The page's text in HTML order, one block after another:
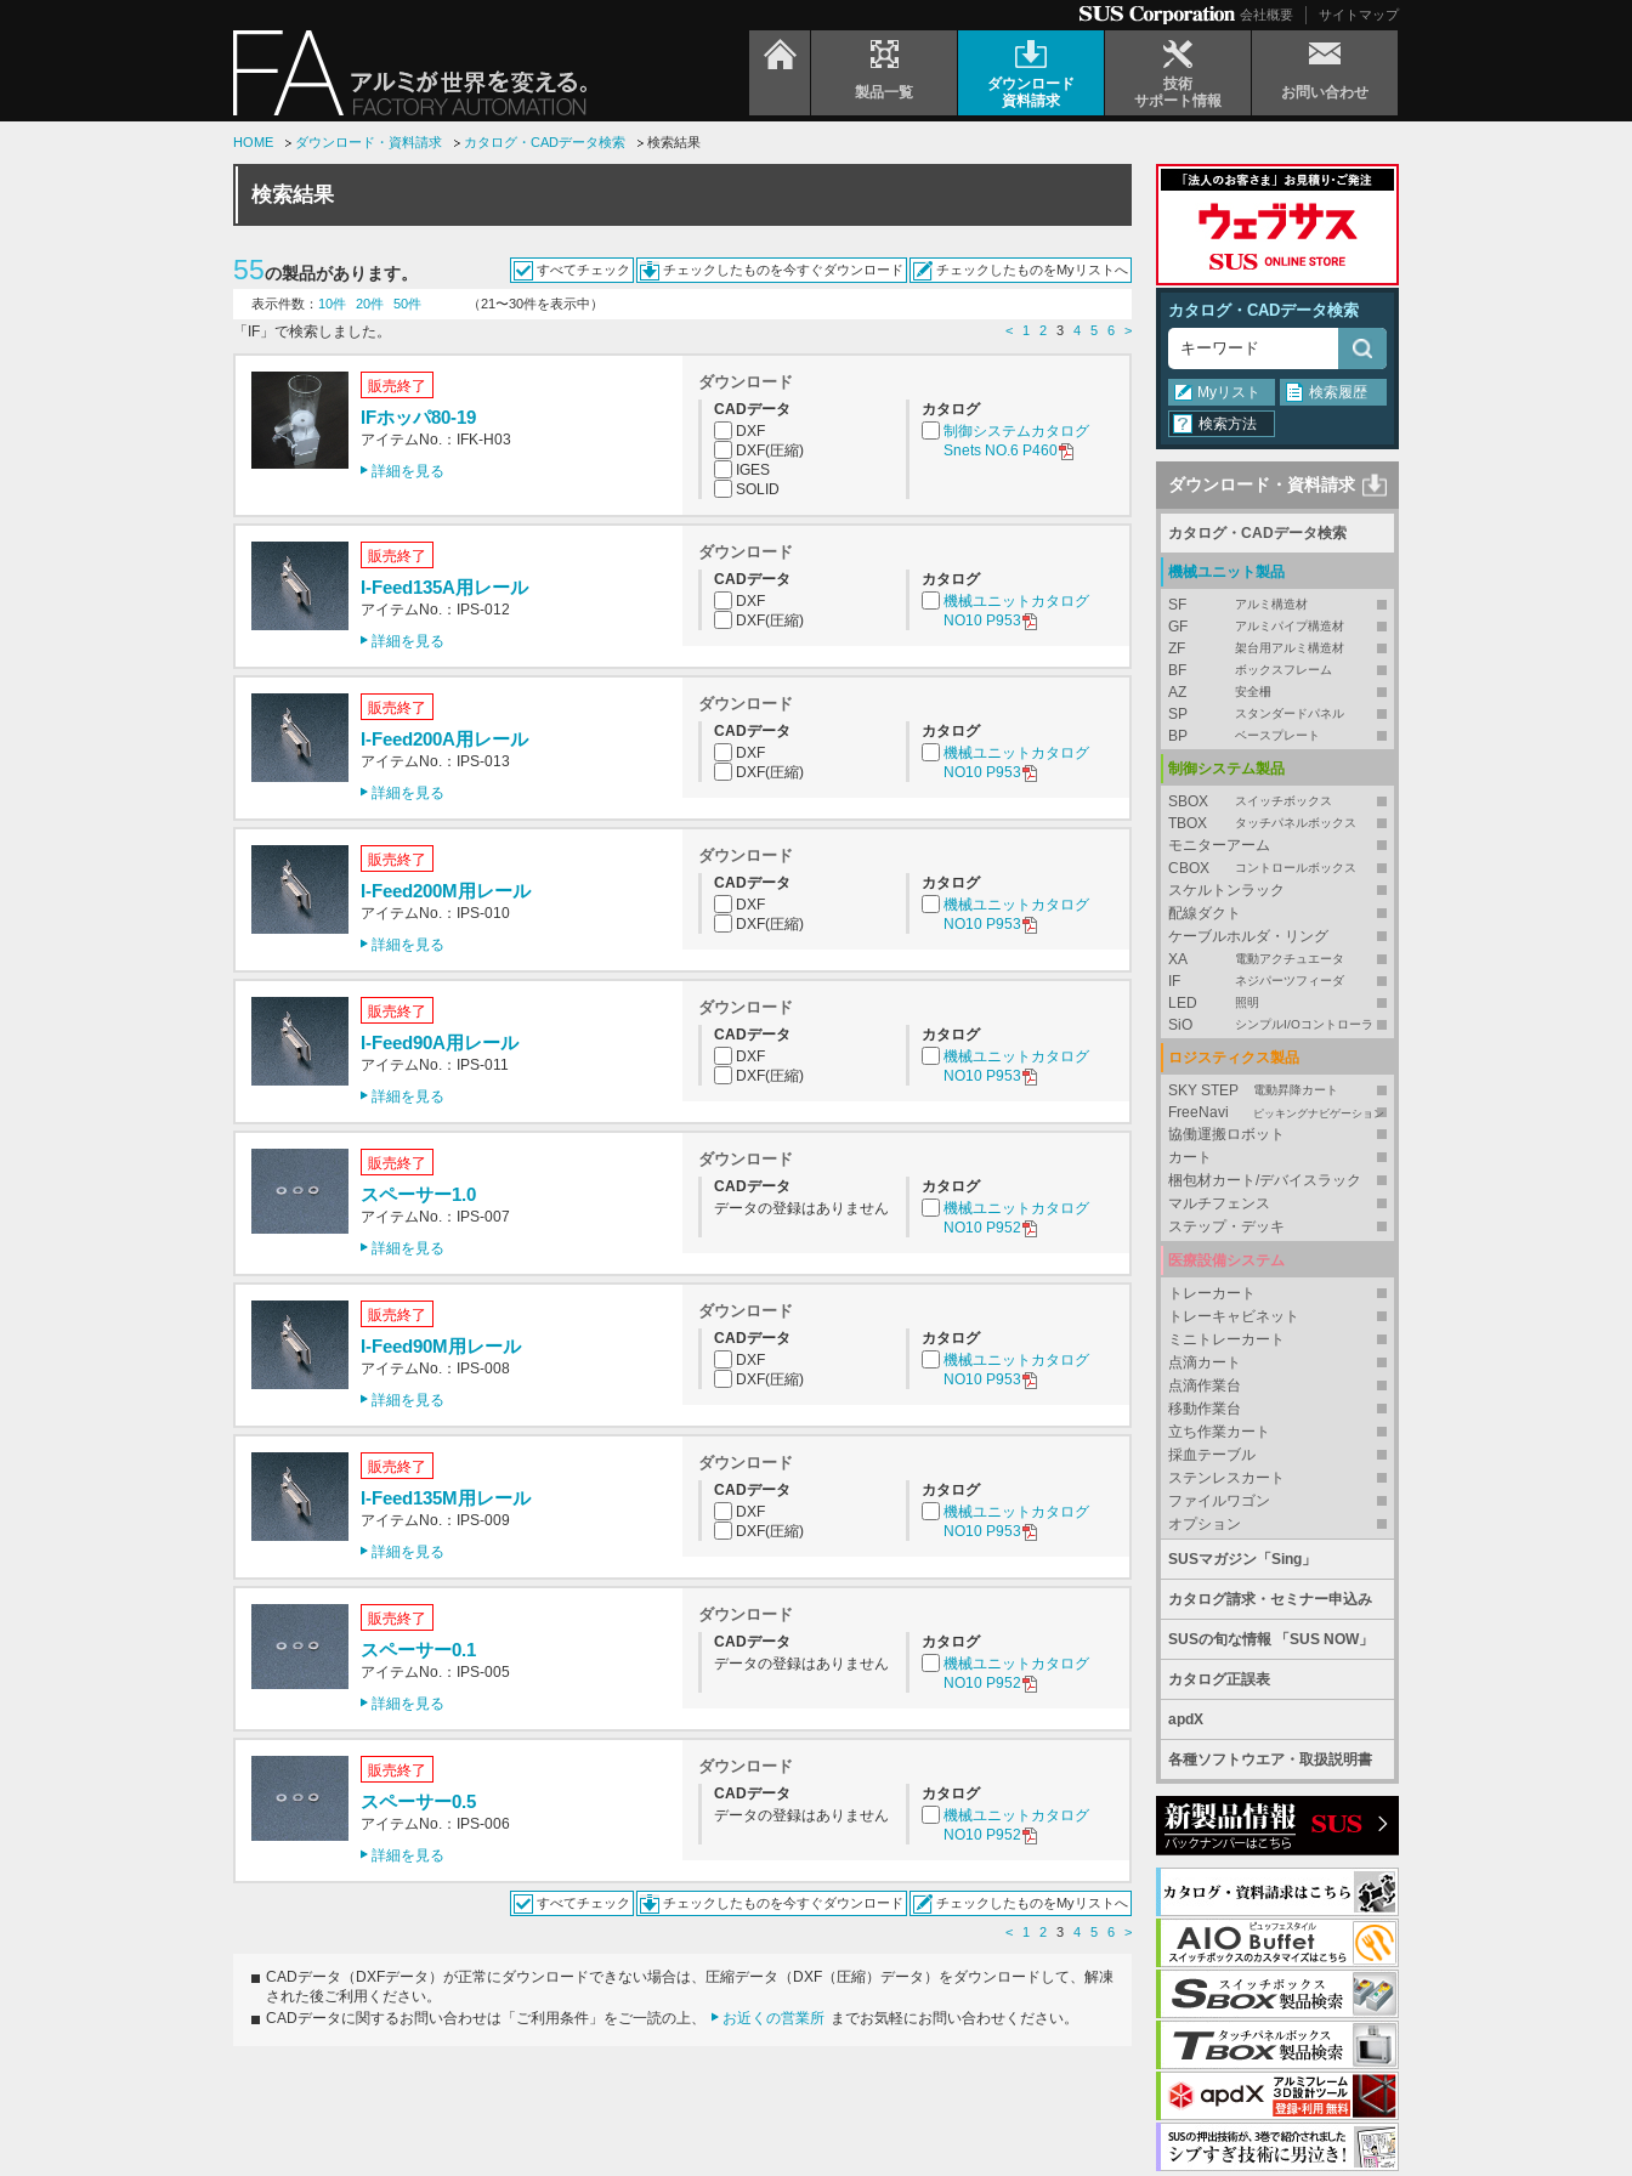
会社概要 サイトマップ
製品一覧
ダウンロード
資料請求
技術
サポート情報
お問い合わせ
HOME ダウンロード・資料請求 カタログ・CADデータ検索 検索結果
検索結果
55の製品があります。 すべてチェック チェックしたものを今すぐダウンロード チェックしたものをMyリストへ
表示件数： 10件 20件 50件 （21〜30件を表示中）
「IF」で検索しました。 < 1 2 3 4 5 6 >
販売終了
IFホッパ80-19
アイテムNo.：IFK-H03
詳細を見る
ダウンロード
CADデータ
DXF
DXF(圧縮)
IGES
SOLID
カタログ
制御システムカタログ
Snets NO.6 P460
販売終了
I-Feed135A用レール
アイテムNo.：IPS-012
詳細を見る
ダウンロード
CADデータ
DXF
DXF(圧縮)
カタログ
機械ユニットカタログ
NO10 P953
販売終了
I-Feed200A用レール
アイテムNo.：IPS-013
詳細を見る
ダウンロード
CADデータ
DXF
DXF(圧縮)
カタログ
機械ユニットカタログ
NO10 P953
販売終了
I-Feed200M用レール
アイテムNo.：IPS-010
詳細を見る
ダウンロード
CADデータ
DXF
DXF(圧縮)
カタログ
機械ユニットカタログ
NO10 P953
販売終了
I-Feed90A用レール
アイテムNo.：IPS-011
詳細を見る
ダウンロード
CADデータ
DXF
DXF(圧縮)
カタログ
機械ユニットカタログ
NO10 P953
販売終了
スペーサー1.0
アイテムNo.：IPS-007
詳細を見る
ダウンロード
CADデータ
データの登録はありません
カタログ
機械ユニットカタログ
NO10 P952
販売終了
I-Feed90M用レール
アイテムNo.：IPS-008
詳細を見る
ダウンロード
CADデータ
DXF
DXF(圧縮)
カタログ
機械ユニットカタログ
NO10 P953
販売終了
I-Feed135M用レール
アイテムNo.：IPS-009
詳細を見る
ダウンロード
CADデータ
DXF
DXF(圧縮)
カタログ
機械ユニットカタログ
NO10 P953
販売終了
スペーサー0.1
アイテムNo.：IPS-005
詳細を見る
ダウンロード
CADデータ
データの登録はありません
カタログ
機械ユニットカタログ
NO10 P952
販売終了
スペーサー0.5
アイテムNo.：IPS-006
詳細を見る
ダウンロード
CADデータ
データの登録はありません
カタログ
機械ユニットカタログ
NO10 P952
すべてチェック チェックしたものを今すぐダウンロード
チェックしたものをMyリストへ
<
1 2 3 4 5 6 >
CADデータ（DXFデータ）が正常にダウンロードできない場合は、圧縮データ（DXF（圧縮）データ）をダウンロードして、解凍
された後ご利用ください。
CADデータに関するお問い合わせは「ご利用条件」をご一読の上、
お近くの営業所 までお気軽にお問い合わせください。
カタログ・CADデータ検索
Myリスト
検索履歴
検索方法
ダウンロード・資料請求
カタログ・CADデータ検索
機械ユニット製品
SF
アルミ構造材
GF アルミパイプ構造材
ZF 架台用アルミ構造材
BF ボックスフレーム
AZ 安全柵
SP スタンダードパネル
BP ベースプレート
制御システム製品
SBOX
スイッチボックス
TBOX タッチパネルボックス
モニターアーム
CBOX
コントロールボックス
スケルトンラック
配線ダクト
ケーブルホルダ・リング
XA
電動アクチュエータ
IF ネジパーツフィーダ
LED 照明
SiO シンプルI/Oコントローラ
ロジスティクス製品
SKY STEP
電動昇降カート
FreeNavi ピッキングナビゲーション
協働運搬ロボット
カート
梱包材カート/デバイスラック
マルチフェンス
ステップ・デッキ
医療設備システム
トレーカート
トレーキャビネット
ミニトレーカート
点滴カート
点滴作業台
移動作業台
立ち作業カート
採血テーブル
ステンレスカート
ファイルワゴン
オプション
SUSマガジン「Sing」
カタログ請求・セミナー申込み
SUSの旬な情報 「SUS NOW」
カタログ正誤表
apdX
各種ソフトウエア・取扱説明書